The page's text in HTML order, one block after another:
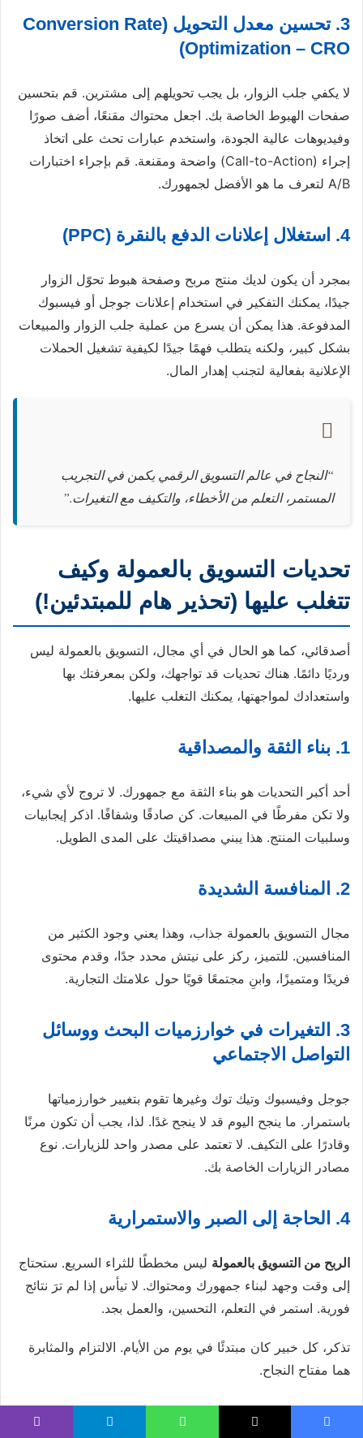
3. تحسين معدل التحويل (Conversion Rate
Optimization – CRO)
لا يكفي جلب الزوار، بل يجب تحويلهم إلى مشترين. قم بتحسين
صفحات الهبوط الخاصة بك. اجعل محتواك مقنعًا، أضف صورًا
وفيديوهات عالية الجودة، واستخدم عبارات تحث على اتخاذ
إجراء (Call-to-Action) واضحة ومقنعة. قم بإجراء اختبارات
A/B لتعرف ما هو الأفضل لجمهورك.
4. استغلال إعلانات الدفع بالنقرة (PPC)
بمجرد أن يكون لديك منتج مربح وصفحة هبوط تحوّل الزوار
جيدًا، يمكنك التفكير في استخدام إعلانات جوجل أو فيسبوك
المدفوعة. هذا يمكن أن يسرع من عملية جلب الزوار والمبيعات
بشكل كبير، ولكنه يتطلب فهمًا جيدًا لكيفية تشغيل الحملات
الإعلانية بفعالية لتجنب إهدار المال.
“النجاح في عالم التسويق الرقمي يكمن في التجريب
المستمر، التعلم من الأخطاء، والتكيف مع التغيرات.”
تحديات التسويق بالعمولة وكيف
تتغلب عليها (تحذير هام للمبتدئين!)
أصدقائي، كما هو الحال في أي مجال، التسويق بالعمولة ليس
ورديًا دائمًا. هناك تحديات قد تواجهك، ولكن بمعرفتك بها
واستعدادك لمواجهتها، يمكنك التغلب عليها.
1. بناء الثقة والمصداقية
أحد أكبر التحديات هو بناء الثقة مع جمهورك. لا تروج لأي شيء،
ولا تكن مفرطًا في المبيعات. كن صادقًا وشفافًا. اذكر إيجابيات
وسلبيات المنتج. هذا يبني مصداقيتك على المدى الطويل.
2. المنافسة الشديدة
مجال التسويق بالعمولة جذاب، وهذا يعني وجود الكثير من
المنافسين. للتميز، ركز على نيتش محدد جدًا، وقدم محتوى
فريدًا ومتميزًا، وابنِ مجتمعًا قويًا حول علامتك التجارية.
3. التغيرات في خوارزميات البحث ووسائل
التواصل الاجتماعي
جوجل وفيسبوك وتيك توك وغيرها تقوم بتغيير خوارزمياتها
باستمرار. ما ينجح اليوم قد لا ينجح غدًا. لذا، يجب أن تكون مرنًا
وقادرًا على التكيف. لا تعتمد على مصدر واحد للزيارات. نوع
مصادر الزيارات الخاصة بك.
4. الحاجة إلى الصبر والاستمرارية
الربح من التسويق بالعمولة ليس مخططًا للثراء السريع. ستحتاج
إلى وقت وجهد لبناء جمهورك ومحتواك. لا تيأس إذا لم ترَ نتائج
فورية. استمر في التعلم، التحسين، والعمل بجد.
تذكر، كل خبير كان مبتدئًا في يوم من الأيام. الالتزام والمثابرة
هما مفتاح النجاح.
دراسة حالة واقعية: كيف حقق أحمد